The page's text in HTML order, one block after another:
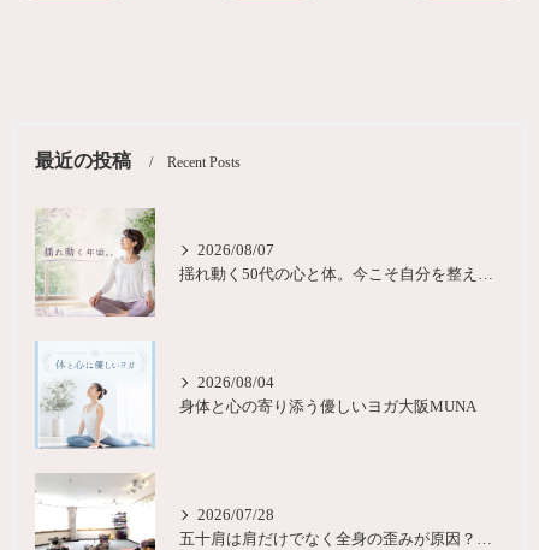
最近の投稿 Recent Posts
2026/08/07
揺れ動く50代の心と体。今こそ自分を整える時間を大阪
2026/08/04
身体と心の寄り添う優しいヨガ大阪MUNA
2026/07/28
五十肩は肩だけでなく全身の歪みが原因？城東区ヨガピラティス